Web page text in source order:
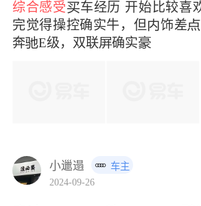
综合感受车经历 开始比较喜欢宝马5系，试驾
完觉得操控确实牛，但饰差
奔E级，双联确实
小邋遢
车主
2024-09-26